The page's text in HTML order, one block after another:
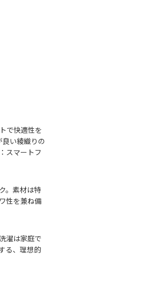
で快適性を
良い綾織りの
スマートフ
。素材は特
性を兼ね備
濯は家庭で
る、理想的